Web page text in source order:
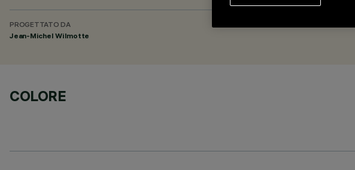
PROGETTATO DA
Jean-Michel Wilmotte
COLORE